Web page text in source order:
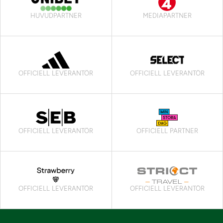
HUVUDPARTNER MEDIAPARTNER
OFFICIELL LEVERANTÖR OFFICIELL LEVERANTÖR
OFFICIELL LEVERANTÖR OFFICIELL PARTNER
OFFICIELL LEVERANTÖR OFFICIELL LEVERANTÖR